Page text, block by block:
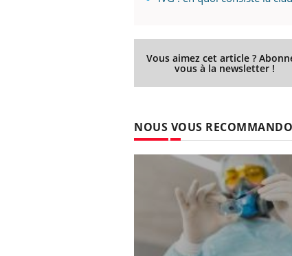
Vous aimez cet article ?
vous à la newsletter !
NOUS VOUS